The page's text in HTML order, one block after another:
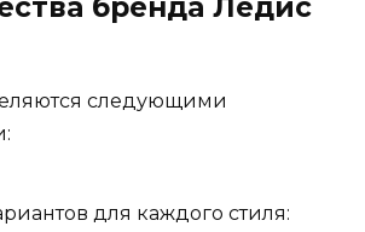
бренда Ледис
следующими
для каждого стиля: